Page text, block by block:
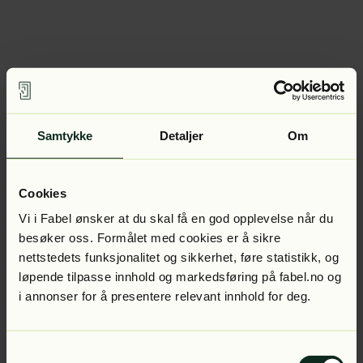
Samtykke Detaljer Om
Cookies
Vi i Fabel ønsker at du skal få en god opplevelse når du
besøker oss. Formålet med cookies er å sikre
nettstedets funksjonalitet og sikkerhet, føre statistikk, og
løpende tilpasse innhold og markedsføring på fabel.no og
i annonser for å presentere relevant innhold for deg.